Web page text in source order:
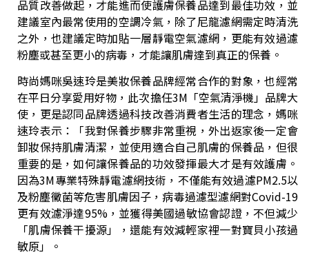
品質改善做起，才能進而使護膚保養品達到最佳功效，並
建議室內最常使用的空調冷氣，除了尼龍濾網需定時清洗
之外，也建議定時加貼一層靜電空氣濾網，更能有效過濾
粉塵或甚至更小的病毒，才能讓肌膚達到真正的保養。
時尚媽咪吳速玲是美妝保養品牌經常合作的對象，也經常
在平日分享愛用好物，此次擔任3M「空氣清淨機」品牌大
使，更是認同品牌透過科技改善消費者生活的理念，媽咪
速玲表示：「我對保養步驟非常重視，外出返家後一定會
卸妝保持肌膚清潔，並使用適合自己肌膚的保養品，但很
重要的是，如何讓保養品的功效發揮最大才是有效護膚。
因為3M專業特殊靜電濾網技術，不僅能有效過濾PM2.5以
及粉塵黴菌等危害肌膚因子，病毒過濾型濾網對Covid-19
更有效濾淨達95%，並獲得美國過敏協會認證，不但減少
「肌膚保養干擾源」，還能有效減輕家裡一對寶貝小孩過
敏原」。